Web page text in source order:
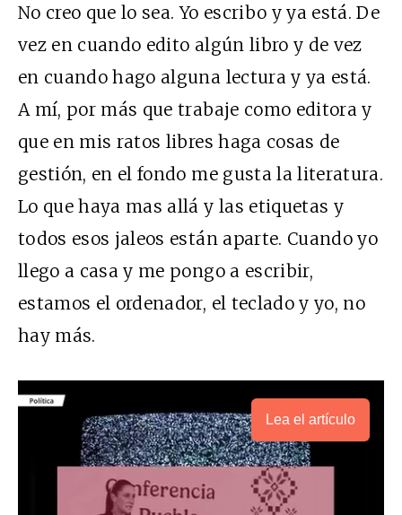
No creo que lo sea. Yo escribo y ya está. De
vez en cuando edito algún libro y de vez
en cuando hago alguna lectura y ya está.
A mí, por más que trabaje como editora y
que en mis ratos libres haga cosas de
gestión, en el fondo me gusta la literatura.
Lo que haya mas allá y las etiquetas y
todos esos jaleos están aparte. Cuando yo
llego a casa y me pongo a escribir,
estamos el ordenador, el teclado y yo, no
hay más.
Lea el artículo